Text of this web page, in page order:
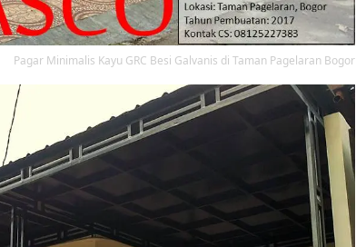
Pagar Minimalis Kayu GRC Besi Galvanis di Taman Pagelaran Bogor